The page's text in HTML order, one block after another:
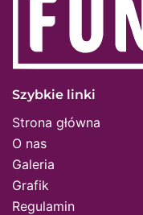
Szybkie linki
Strona główna
O nas
Galeria
Grafik
Regulamin